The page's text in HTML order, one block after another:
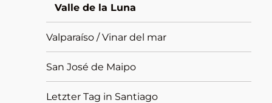
Valle de la Luna
Valparaíso / Vinar del mar
San José de Maipo
Letzter Tag in Santiago